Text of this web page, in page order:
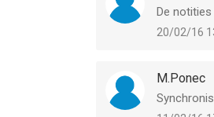
De notities
20/02/16
M.Ponec